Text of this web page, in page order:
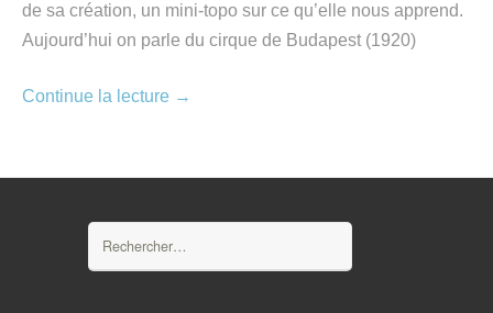
de sa création, un mini-topo sur ce qu’elle nous apprend.
Aujourd’hui on parle du cirque de Budapest (1920)
Continue la lecture →